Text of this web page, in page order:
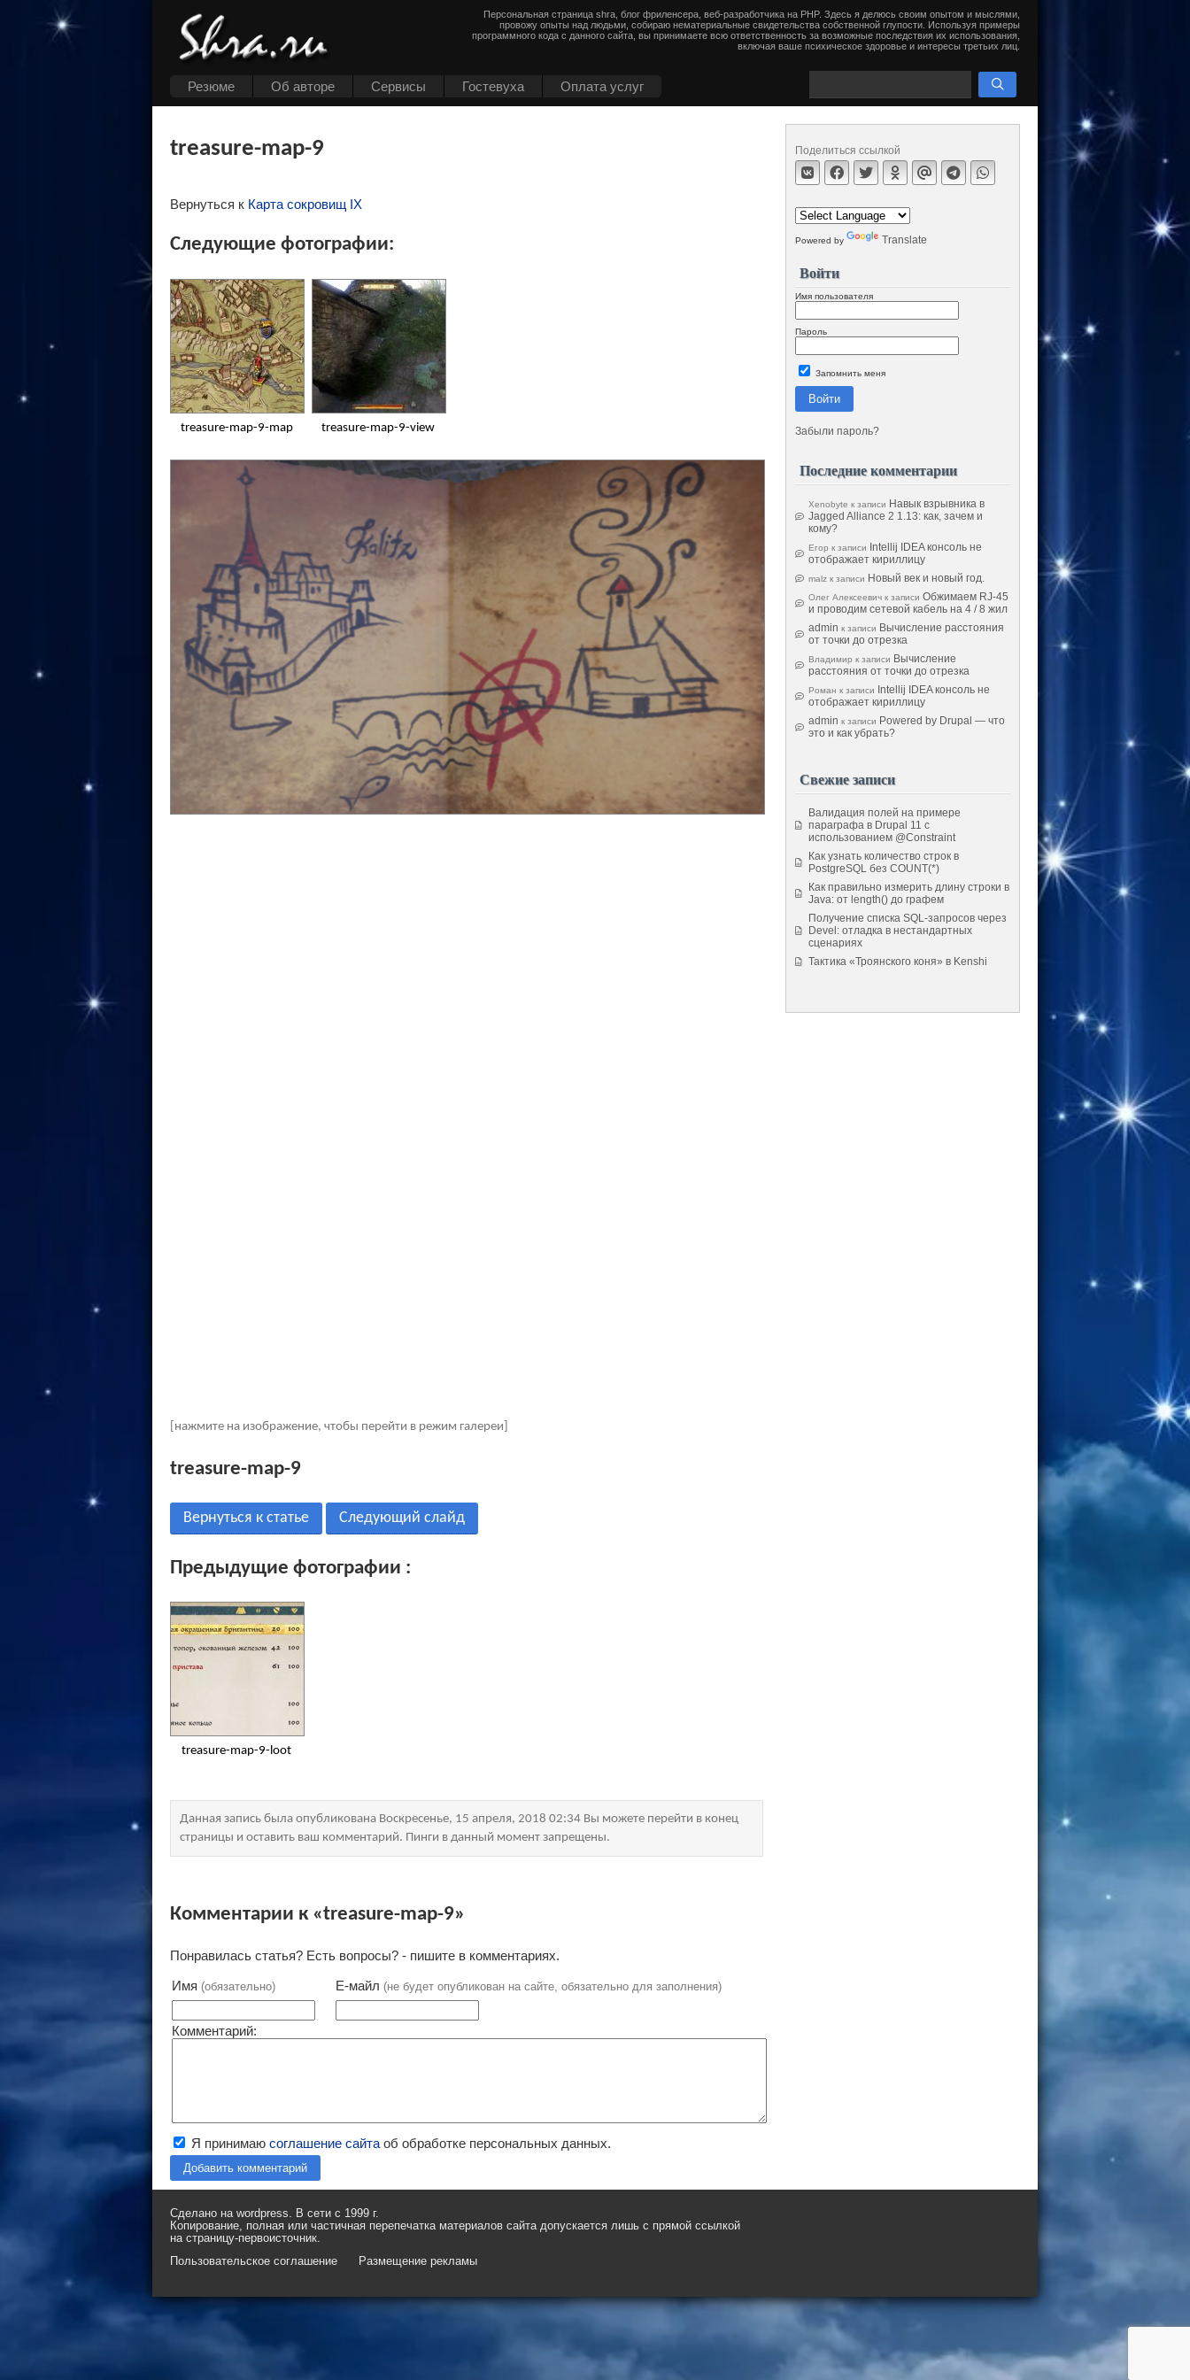
Резюме Об авторе Cервисы Гостевуха Оплата услуг
Персональная страница shra, блог фриленсера, веб-разработчика на PHP. Здесь я делюсь своим опытом и мыслями,
провожу опыты над людьми, собираю нематериальные свидетельства собственной глупости. Используя примеры
программного кода с данного сайта, вы принимаете всю ответственность за возможные последствия их использования,
включая ваше психическое здоровье и интересы третьих лиц.
treasure-map-9
Вернуться к Карта сокровищ IX
Следующие фотографии:
treasure-map-9-map treasure-map-9-view
[нажмите на изображение, чтобы перейти в режим галереи]
treasure-map-9
Вернуться к статье Следующий слайд
Предыдущие фотографии :
treasure-map-9-loot
Данная запись была опубликована Воскресенье, 15 апреля, 2018 02:34 Вы можете перейти в конец
страницы и оставить ваш комментарий. Пинги в данный момент запрещены.
Комментарии к «treasure-map-9»
Понравилась статья? Есть вопросы? - пишите в комментариях.
Имя (обязательно) Е-майл (не будет опубликован на сайте, обязательно для заполнения)
Комментарий:
Я принимаю соглашение сайта об обработке персональных данных.
Добавить комментарий
Поделиться ссылкой
Powered by Translate
Войти
Имя пользователя
Пароль
Запомнить меня
Войти
Забыли пароль?
Последние комментарии
Xenobyte к записи Навык взрывника в
Jagged Alliance 2 1.13: как, зачем и
кому?
Егор к записи
Intellij IDEA консоль не
отображает кириллицу
malz к записи Новый век и новый год.
Олег Алексеевич к записи Обжимаем RJ-45
и проводим сетевой кабель на 4 / 8 жил
admin к записи Вычисление расстояния
от точки до отрезка
Владимир к записи Вычисление
расстояния от точки до отрезка
Роман к записи
Intellij IDEA консоль не
отображает кириллицу
admin к записи Powered by Drupal — что
это и как убрать?
Свежие записи
Валидация полей на примере
параграфа в Drupal 11 с
использованием @Constraint
Как узнать количество строк в
PostgreSQL без COUNT(*)
Как правильно измерить длину строки в
Java: от length() до графем
Получение списка SQL-запросов через
Devel: отладка в нестандартных
сценариях
Тактика «Троянского коня» в Kenshi
Сделано на wordpress. В сети с 1999 г.
Копирование, полная или частичная перепечатка материалов сайта допускается лишь с прямой ссылкой
на страницу-первоисточник.
Пользовательское соглашение
Размещение рекламы